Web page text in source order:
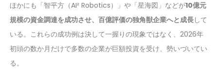
ほかにも「智平方（AI² Robotics）」や「星海図」などが10億元
規模の資金調達を成功させ、百億評価の独角獣企業へと成長して
いる。これらの成功例は決して一握りの現象ではなく、2026年
初頭の数か月だけで多数の企業が巨額投資を受け、勢いづいてい
る。